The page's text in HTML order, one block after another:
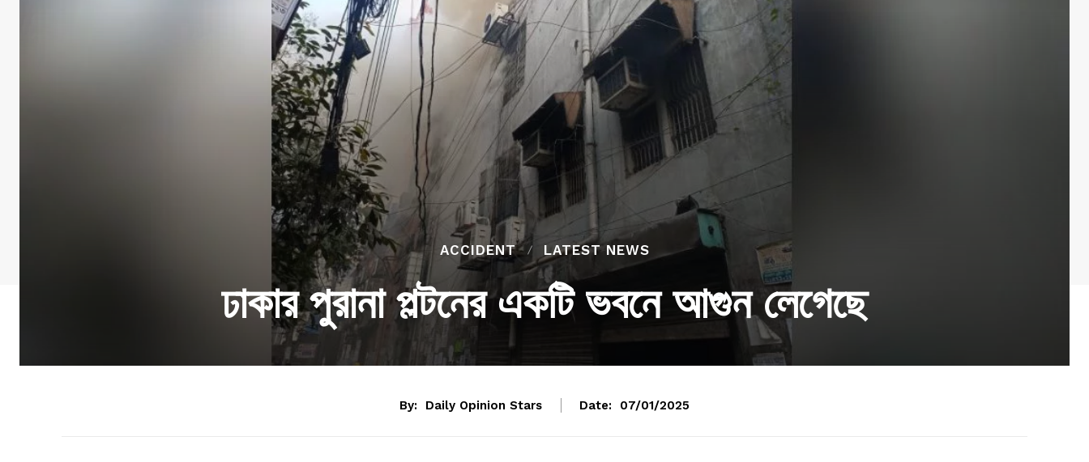
ACCIDENT LATEST NEWS
ঢাকার পুরানা পল্টনের একটি ভবনে আগুন লেগেছে
By: Daily Opinion Stars Date: 07/01/2025